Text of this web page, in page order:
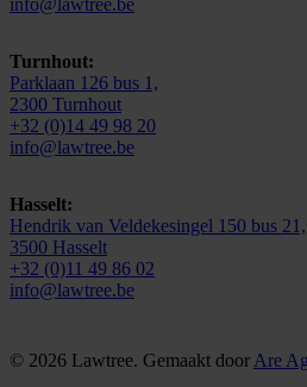
Turnhout:
Parklaan 126 bus 1,
2300 Turnhout
+32 (0)14 49 98 20
info@lawtree.be
Hasselt:
Hendrik van Veldekesingel 150 bus 21,
3500 Hasselt
+32 (0)11 49 86 02
info@lawtree.be
© 2026 Lawtree. Gemaakt door Are